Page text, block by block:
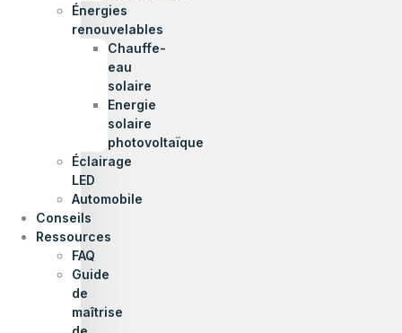
Énergies
renouvelables
Chauffe-
eau
solaire
Energie
solaire
photovoltaïque
Éclairage
LED
Automobile
Conseils
Ressources
FAQ
Guide
de
maîtrise